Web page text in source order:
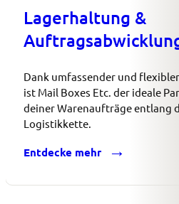
Lagerhaltung &
Dank umfassender und
ist Mail Boxes Etc. der ideale
deiner Warenaufträge entlang
Logistikkette.
Entdecke mehr